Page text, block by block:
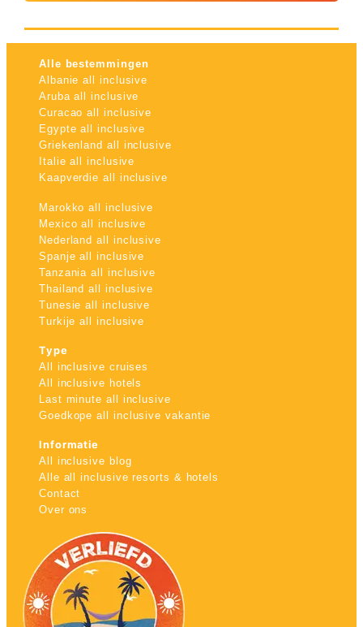
Alle bestemmingen
Albanie all inclusive
Aruba all inclusive
Curacao all inclusive
Egypte all inclusive
Griekenland all inclusive
Italie all inclusive
Kaapverdie all inclusive
Marokko all inclusive
Mexico all inclusive
Nederland all inclusive
Spanje all inclusive
Tanzania all inclusive
Thailand all inclusive
Tunesie all inclusive
Turkije all inclusive
Type
All inclusive cruises
All inclusive hotels
Last minute all inclusive
Goedkope all inclusive vakantie
Informatie
All inclusive blog
Alle all inclusive resorts & hotels
Contact
Over ons